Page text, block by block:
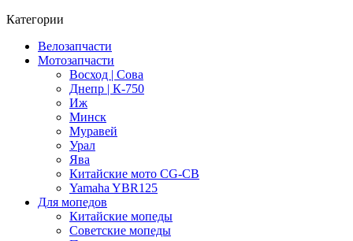
Категории
Велозапчасти
Мотозапчасти
Восход | Сова
Днепр | К-750
Иж
Минск
Муравей
Урал
Ява
Китайские мото CG-CB
Yamaha YBR125
Для мопедов
Китайские мопеды
Советские мопеды